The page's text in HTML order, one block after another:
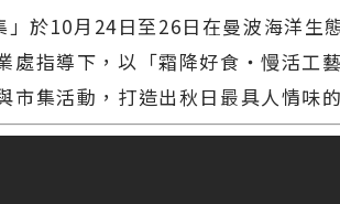
」於10月24日至26日在曼波海洋生
處指導下，以「霜降好食・慢活工
市集活動，打造出秋日最具人情味